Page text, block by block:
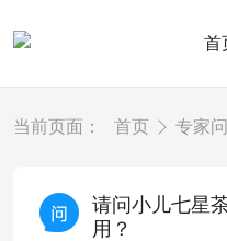
首
当前页面： 首页 专家
请问小儿七星
用？